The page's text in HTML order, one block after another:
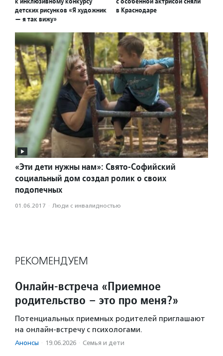
детских рисунков «Я художник
— я так вижу»
в Краснодаре
«Эти дети нужны нам»: Свято-Софийский
социальный дом создал ролик о своих
подопечных
01.06.2017 · Люди с инвалидностью
РЕКОМЕНДУЕМ
Онлайн-встреча «Приемное
родительство – это про меня?»
Потенциальных приемных родителей приглашают
на онлайн-встречу с психологами.
Анонсы · 19.06.2026 · Семья и дети